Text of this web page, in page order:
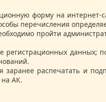
форму на интернет-
перечисления
пройти
регистрационных
распечатать и
АК.